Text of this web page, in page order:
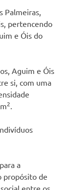
Palmeiras,
pertencendo
e Óis do
Aguim e Óis
si, com uma
2
a
propósito de
entre os